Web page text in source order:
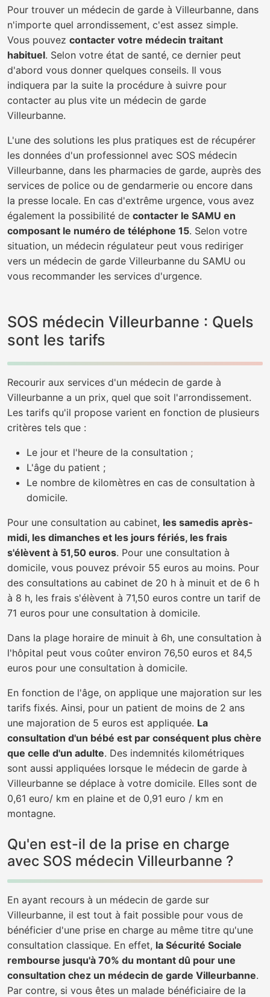
Pour trouver un médecin de garde à Villeurbanne, dans
n'importe quel arrondissement, c'est assez simple.
Vous pouvez contacter votre médecin traitant
habituel. Selon votre état de santé, ce dernier peut
d'abord vous donner quelques conseils. Il vous
indiquera par la suite la procédure à suivre pour
contacter au plus vite un médecin de garde
Villeurbanne.
L'une des solutions les plus pratiques est de récupérer
les données d'un professionnel avec SOS médecin
Villeurbanne, dans les pharmacies de garde, auprès des
services de police ou de gendarmerie ou encore dans
la presse locale. En cas d'extrême urgence, vous avez
également la possibilité de contacter le SAMU en
composant le numéro de téléphone 15. Selon votre
situation, un médecin régulateur peut vous rediriger
vers un médecin de garde Villeurbanne du SAMU ou
vous recommander les services d'urgence.
SOS médecin Villeurbanne : Quels
sont les tarifs
Recourir aux services d'un médecin de garde à
Villeurbanne a un prix, quel que soit l'arrondissement.
Les tarifs qu'il propose varient en fonction de plusieurs
critères tels que :
Le jour et l'heure de la consultation ;
L'âge du patient ;
Le nombre de kilomètres en cas de consultation à
domicile.
Pour une consultation au cabinet, les samedis après-
midi, les dimanches et les jours fériés, les frais
s'élèvent à 51,50 euros. Pour une consultation à
domicile, vous pouvez prévoir 55 euros au moins. Pour
des consultations au cabinet de 20 h à minuit et de 6 h
à 8 h, les frais s'élèvent à 71,50 euros contre un tarif de
71 euros pour une consultation à domicile.
Dans la plage horaire de minuit à 6h, une consultation à
l'hôpital peut vous coûter environ 76,50 euros et 84,5
euros pour une consultation à domicile.
En fonction de l'âge, on applique une majoration sur les
tarifs fixés. Ainsi, pour un patient de moins de 2 ans
une majoration de 5 euros est appliquée. La
consultation d'un bébé est par conséquent plus chère
que celle d'un adulte. Des indemnités kilométriques
sont aussi appliquées lorsque le médecin de garde à
Villeurbanne se déplace à votre domicile. Elles sont de
0,61 euro/ km en plaine et de 0,91 euro / km en
montagne.
Qu'en est-il de la prise en charge
avec SOS médecin Villeurbanne ?
En ayant recours à un médecin de garde sur
Villeurbanne, il est tout à fait possible pour vous de
bénéficier d'une prise en charge au même titre qu'une
consultation classique. En effet, la Sécurité Sociale
rembourse jusqu'à 70% du montant dû pour une
consultation chez un médecin de garde Villeurbanne.
Par contre, si vous êtes un malade bénéficiaire de la